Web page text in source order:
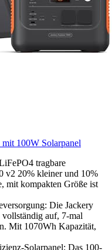
100W Solarpanel
tragbare
v2 20% kleiner und 10%
mit kompakten Größe ist
Die Jackery
auf, 7-mal
Mit 1070Wh Kapazität,
Solarpanel: Das 100-